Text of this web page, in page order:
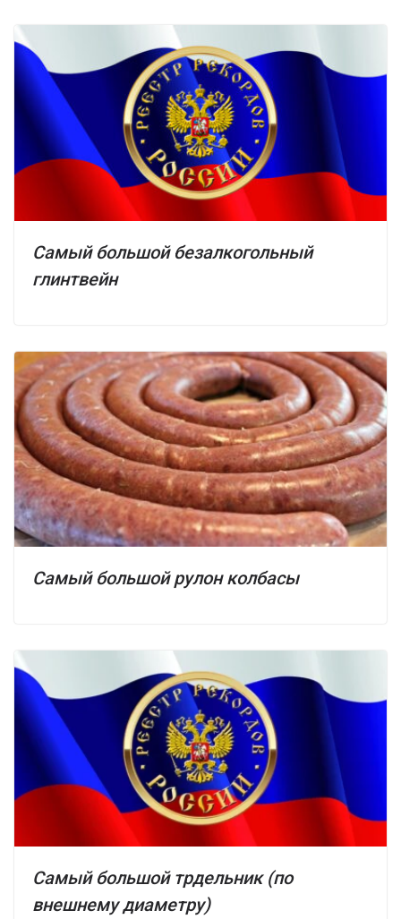
Самый большой безалкогольный
глинтвейн
Самый большой рулон колбасы
Самый большой трдельник (по
внешнему диаметру)